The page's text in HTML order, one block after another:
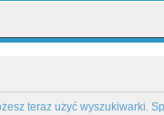
teraz użyć wyszukiwarki.